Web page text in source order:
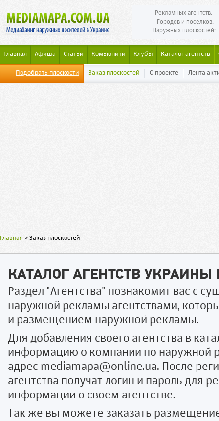
Рекламных агентств:
Городов и поселков:
Наружных плоскостей:
Главная Афиша Статьи Комьюнити Клубы Каталог агентств
Подобрать плоскости Заказ плоскостей О проекте Лента
Главная > Заказ плоскостей
КАТАЛОГ АГЕНТСТВ
Раздел "Агентства" познакомит вас с
наружной рекламы агентствами,
и размещением наружной рекламы.
Для добавления своего агентства в
информацию о компании по наружной
адрес mediamapa@online.ua. После
агентства получат логин и пароль для
информации о своем агентстве.
Так же вы можете заказать